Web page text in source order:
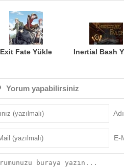
Exit Fate Yüklə Inertial Bash
Yorum yapabilirsiniz
E-